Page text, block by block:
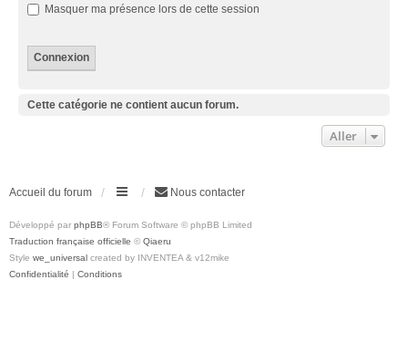
Masquer ma présence lors de cette session
Cette catégorie ne contient aucun forum.
Aller
Accueil du forum Nous contacter
Développé par phpBB® Forum Software © phpBB Limited
Traduction française officielle © Qiaeru
Style we_universal created by INVENTEA & v12mike
Confidentialité | Conditions